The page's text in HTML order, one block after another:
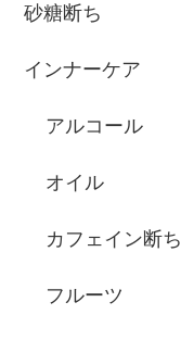
砂糖断ち
インナーケア
アルコール
オイル
カフェイン断ち
フルーツ